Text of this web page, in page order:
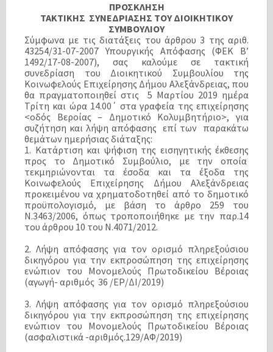
ΠΡΟΣΚΛΗΣΗ
ΤΑΚΤΙΚΗΣ ΣΥΝΕΔΡΙΑΣΗΣ ΤΟΥ ΔΙΟΙΚΗΤΙΚΟΥ
ΣΥΜΒΟΥΛΙΟΥ
Σύμφωνα με τις διατάξεις του άρθρου 3 της αριθ.
43254/31-07-2007 Υπουργικής Απόφασης (ΦΕΚ Β’
1492/17-08-2007), σας καλούμε σε τακτική
συνεδρίαση του Διοικητικού Συμβουλίου της
Κοινωφελούς Επιχείρησης Δήμου Αλεξάνδρειας, που
θα πραγματοποιηθεί στις 5 Μαρτίου 2019 ημέρα
Τρίτη και ώρα 14.00΄ στα γραφεία της επιχείρησης
<οδός Βεροίας – Δημοτικό Κολυμβητήριο>, για
συζήτηση και λήψη απόφασης επί των παρακάτω
θεμάτων ημερήσιας διάταξης:
1. Κατάρτιση και ψήφιση της εισηγητικής έκθεσης
προς το Δημοτικό Συμβούλιο, με την οποία
τεκμηριώνονται τα έσοδα και τα έξοδα της
Κοινωφελούς Επιχείρησης Δήμου Αλεξάνδρειας
προκειμένου να χρηματοδοτηθεί από το δημοτικό
προϋπολογισμό, με βάση το άρθρο 259 του
Ν.3463/2006, όπως τροποποιήθηκε με την παρ.14
του άρθρου 10 του Ν.4071/2012.
2. Λήψη απόφασης για τον ορισμό πληρεξούσιου
δικηγόρου για την εκπροσώπηση της επιχείρησης
ενώπιον του Μονομελούς Πρωτοδικείου Βέροιας
(αγωγή- αριθμός 36 /ΕΡ/ΔΙ/2019)
3. Λήψη απόφασης για τον ορισμό πληρεξούσιου
δικηγόρου για την εκπροσώπηση της επιχείρησης
ενώπιον του Μονομελούς Πρωτοδικείου Βέροιας
(ασφαλιστικά -αριθμός.129/ΑΦ/2019)